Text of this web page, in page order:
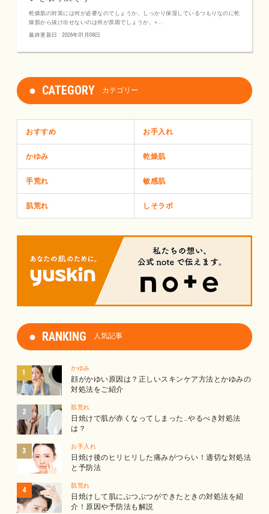
乾燥肌の対策には何が必要なのでしょうか。しっかり保湿しているつもりなのに乾
燥肌から抜け出せないのは何が原因でしょうか。<...
最終更新日 : 2026年01月08日
CATEGORY カテゴリー
おすすめ お手入れ
かゆみ 乾燥肌
手荒れ 敏感肌
肌荒れ しそラボ
RANKING 人気記事
かゆみ
顔がかゆい原因は？正しいスキンケア方法とかゆみの
対処法をご紹介
肌荒れ
日焼けで肌が赤くなってしまった…やるべき対処法
は？
お手入れ
日焼け後のヒリヒリした痛みがつらい！適切な対処法
と予防法
肌荒れ
日焼けして肌にぶつぶつができたときの対処法を紹
介！原因や予防法も解説